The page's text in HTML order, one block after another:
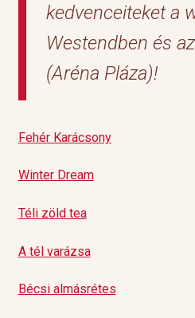
kedvenceiteket a
Westendben és
(Aréna Pláza)!
Fehér Karácsony
Winter Dream
Téli zöld tea
A tél varázsa
Bécsi almásrétes